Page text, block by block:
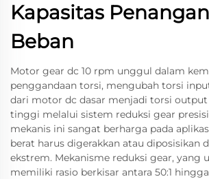
Kapasitas
Beban
Motor gear dc 10 rpm unggul dalam
penggandaan torsi, mengubah torsi
dari motor dc dasar menjadi torsi
tinggi melalui sistem reduksi gear
mekanis ini sangat berharga pada
berat harus digerakkan atau diposisikan
ekstrem. Mekanisme reduksi gear, yang
memiliki rasio berkisar antara 50:1